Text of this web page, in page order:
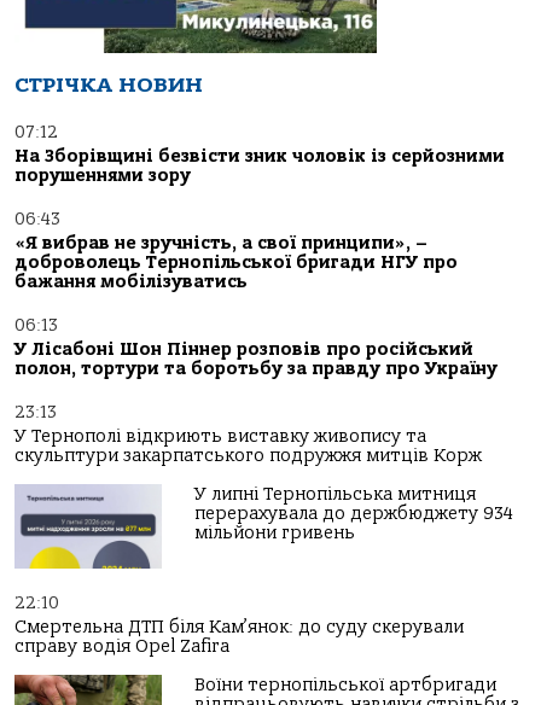
СТРІЧКА НОВИН
07:12
На Зборівщині безвісти зник чоловік із серйозними
порушеннями зору
06:43
«Я вибрав не зручність, а свої принципи», –
доброволець Тернопільської бригади НГУ про
бажання мобілізуватись
06:13
У Лісабоні Шон Піннер розповів про російський
полон, тортури та боротьбу за правду про Україну
23:13
У Тернополі відкриють виставку живопису та
скульптури закарпатського подружжя митців Корж
У липні Тернопільська митниця
перерахувала до держбюджету 934
мільйони гривень
22:10
Смертельна ДТП біля Кам’янок: до суду скерували
справу водія Opel Zafira
Воїни тернопільської артбригади